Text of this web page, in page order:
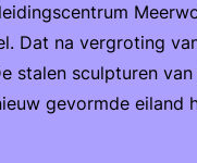
Dat na vergroting
stalen sculpturen
gevormde eiland